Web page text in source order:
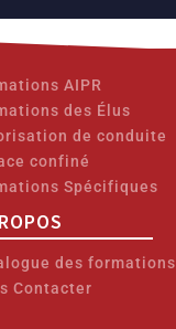
AIPR
des Élus
de conduite
confiné
Spécifiques
des formations
Contacter